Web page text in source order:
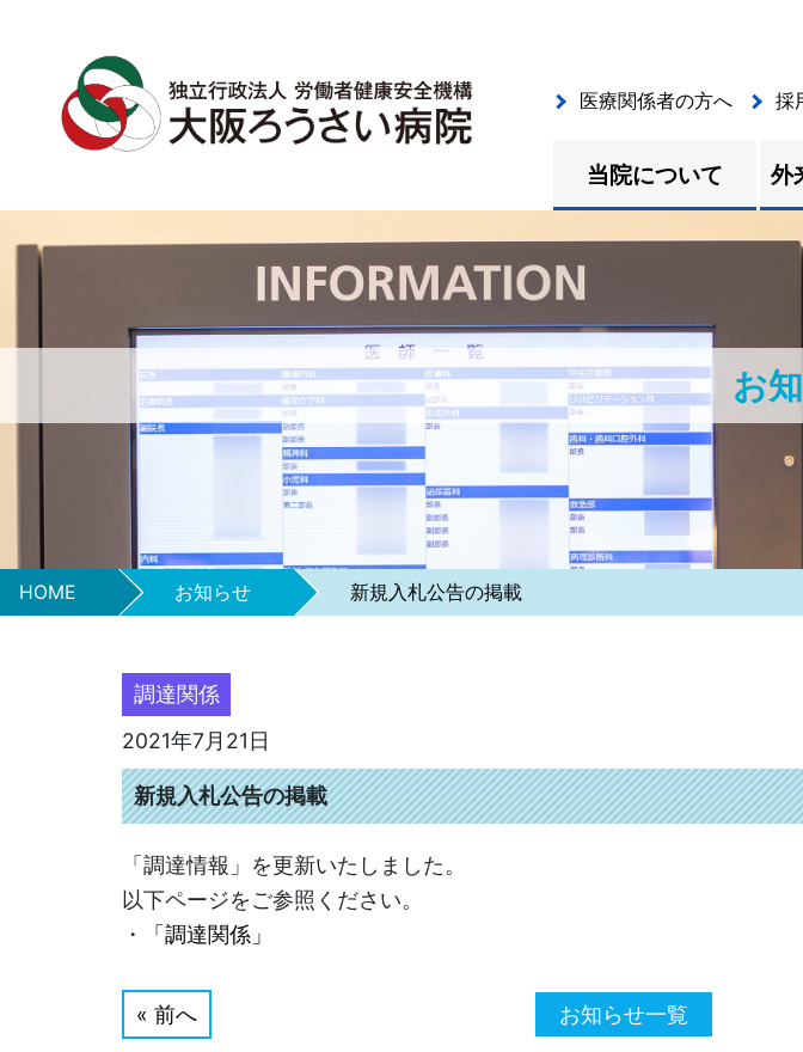
医療関係者の方へ 採
当院について 外
お
HOME お知らせ 新規入札公告の掲載
調達関係
2021年7月21日
新規入札公告の掲載
「調達情報」を更新いたしました。
以下ページをご参照ください。
・
「調達関係」
« 前へ お知らせ一覧